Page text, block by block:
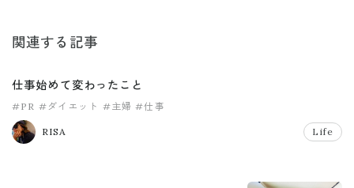
関連する記事
仕事始めて変わったこと
#PR #ダイエット #主婦 #仕事
RISA Life